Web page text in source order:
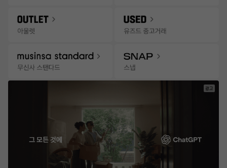
일간 급상승 랭킹 1위
오프라인
뷰티 신발 상의 아우터 바지 원피스/스커트 가방 모자
성별 전체 연령
광고